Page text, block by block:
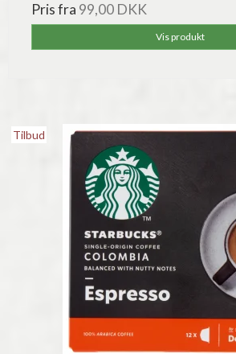
Pris fra 99,00 DKK
Vis produkt
Tilbud